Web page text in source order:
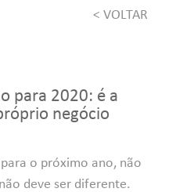
< VOLTAR
para 2020: é a
negócio
o próximo ano, não
deve ser diferente.